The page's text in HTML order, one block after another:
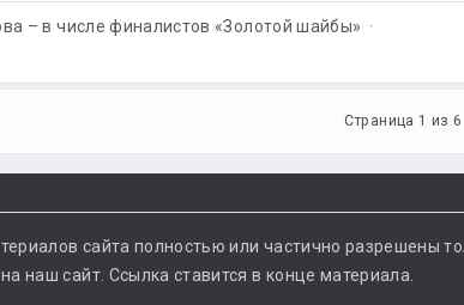
– в числе финалистов «Золотой шайбы» ·
Страница 1 из 6
сайта полностью или частично разрешены
наш сайт. Ссылка ставится в конце материала.